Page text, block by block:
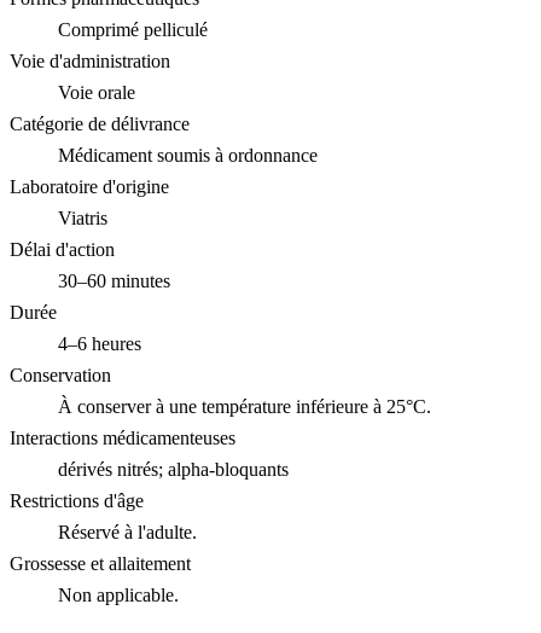
Comprimé pelliculé
Voie d'administration
Voie orale
Catégorie de délivrance
Médicament soumis à ordonnance
Laboratoire d'origine
Viatris
Délai d'action
30–60 minutes
Durée
4–6 heures
Conservation
À conserver à une température inférieure à 25°C.
Interactions médicamenteuses
dérivés nitrés; alpha-bloquants
Restrictions d'âge
Réservé à l'adulte.
Grossesse et allaitement
Non applicable.